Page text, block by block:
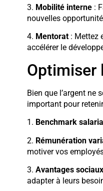
3. Mobilité interne:
nouvelles
4. Mentorat: Mettez
accélérer le
Optimiser
Bien que l’argent ne
important pour
1. Benchmark salarial
2. Rémunération
motiver vos
3. Avantages
adapter à leurs